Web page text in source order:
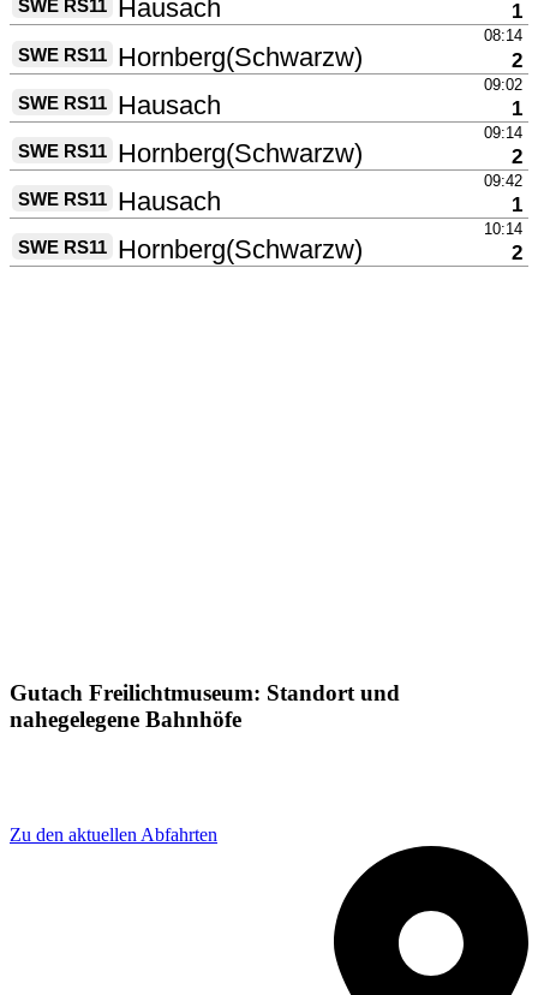
Gutach Freilichtmuseum: Standort und
nahegelegene Bahnhöfe
Zu den aktuellen Abfahrten